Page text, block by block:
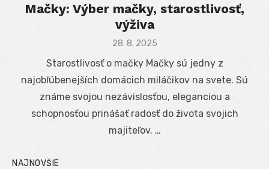
Mačky: Výber mačky, starostlivosť,
výživa
Posted
28. 8. 2025
Starostlivosť o mačky Mačky sú jedny z
najobľúbenejších domácich miláčikov na svete. Sú
známe svojou nezávislosťou, eleganciou a
schopnosťou prinášať radosť do života svojich
majiteľov. …
NAJNOVŠIE